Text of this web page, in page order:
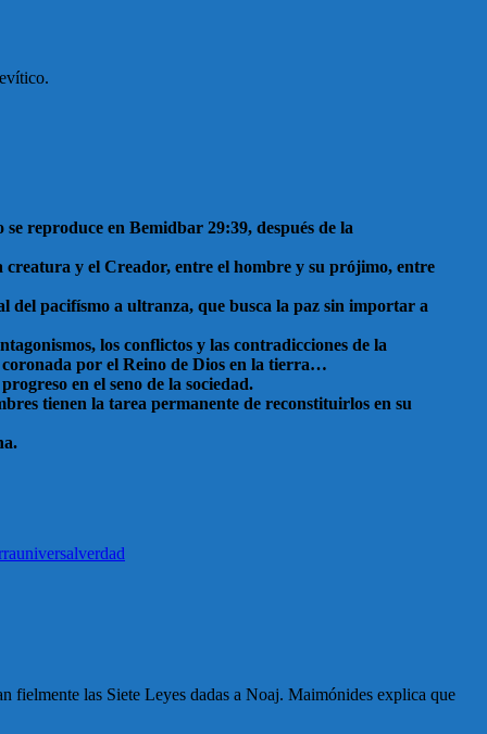
reproduce en Bemidbar 29:39, después de la
creatura y el Creador, entre el hombre y su prójimo, entre
del pacifísmo a ultranza, que busca la paz sin importar a
los conflictos y las contradicciones de la
coronada por el Reino de Dios en la tierra…
en el seno de la sociedad.
tienen la tarea permanente de reconstituirlos en su
universalverdad
fielmente las Siete Leyes dadas a Noaj. Maimónides explica que